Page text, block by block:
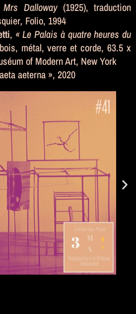
Mrs Dalloway (1925), traduction
, Folio, 1994
, « Le Palais à quatre heures du
métal, verre et corde, 63.5 x
of Modern Art, New York
aeterna », 2020